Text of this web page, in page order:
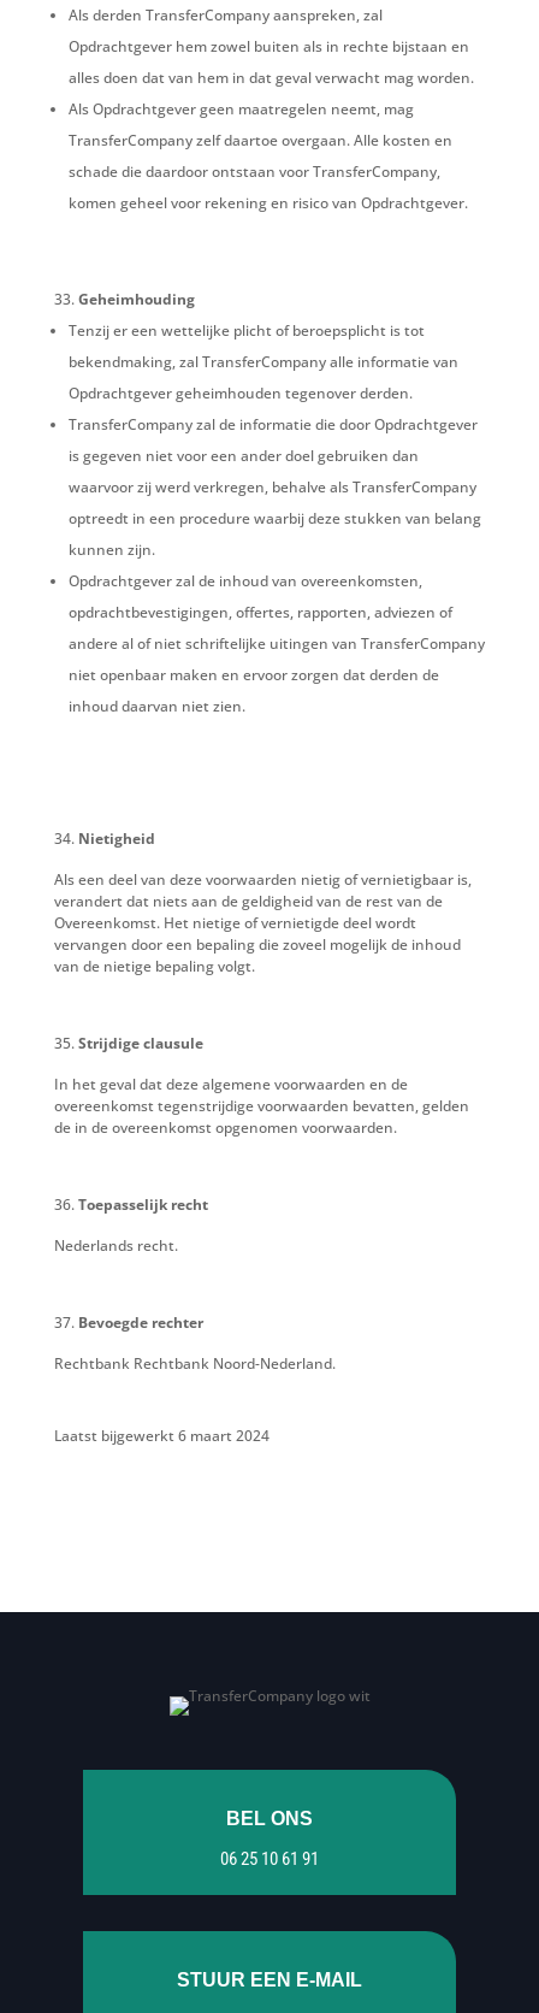
Als derden TransferCompany aanspreken, zal
Opdrachtgever hem zowel buiten als in rechte bijstaan en
alles doen dat van hem in dat geval verwacht mag worden.
Als Opdrachtgever geen maatregelen neemt, mag
TransferCompany zelf daartoe overgaan. Alle kosten en
schade die daardoor ontstaan voor TransferCompany,
komen geheel voor rekening en risico van Opdrachtgever.
Geheimhouding
Tenzij er een wettelijke plicht of beroepsplicht is tot
bekendmaking, zal TransferCompany alle informatie van
Opdrachtgever geheimhouden tegenover derden.
TransferCompany zal de informatie die door Opdrachtgever
is gegeven niet voor een ander doel gebruiken dan
waarvoor zij werd verkregen, behalve als TransferCompany
optreedt in een procedure waarbij deze stukken van belang
kunnen zijn.
Opdrachtgever zal de inhoud van overeenkomsten,
opdrachtbevestigingen, offertes, rapporten, adviezen of
andere al of niet schriftelijke uitingen van TransferCompany
niet openbaar maken en ervoor zorgen dat derden de
inhoud daarvan niet zien.
Nietigheid
Als een deel van deze voorwaarden nietig of vernietigbaar is,
verandert dat niets aan de geldigheid van de rest van de
Overeenkomst. Het nietige of vernietigde deel wordt
vervangen door een bepaling die zoveel mogelijk de inhoud
van de nietige bepaling volgt.
Strijdige clausule
In het geval dat deze algemene voorwaarden en de
overeenkomst tegenstrijdige voorwaarden bevatten, gelden
de in de overeenkomst opgenomen voorwaarden.
Toepasselijk recht
Nederlands recht.
Bevoegde rechter
Rechtbank Rechtbank Noord-Nederland.
Laatst bijgewerkt 6 maart 2024
BEL ONS
06 25 10 61 91
STUUR EEN E-MAIL